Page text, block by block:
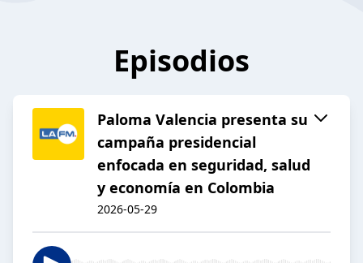
Episodios
Paloma Valencia presenta su
campaña presidencial
enfocada en seguridad, salud
y economía en Colombia
2026-05-29